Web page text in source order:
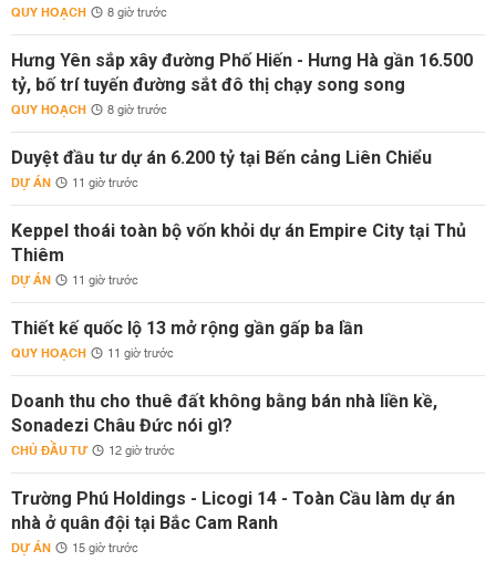
QUY HOẠCH 8 giờ trước
Hưng Yên sắp xây đường Phố Hiến - Hưng Hà gần 16.500
tỷ, bố trí tuyến đường sắt đô thị chạy song song
QUY HOẠCH 8 giờ trước
Duyệt đầu tư dự án 6.200 tỷ tại Bến cảng Liên Chiểu
DỰ ÁN 11 giờ trước
Keppel thoái toàn bộ vốn khỏi dự án Empire City tại Thủ
Thiêm
DỰ ÁN 11 giờ trước
Thiết kế quốc lộ 13 mở rộng gần gấp ba lần
QUY HOẠCH 11 giờ trước
Doanh thu cho thuê đất không bằng bán nhà liền kề,
Sonadezi Châu Đức nói gì?
CHỦ ĐẦU TƯ 12 giờ trước
Trường Phú Holdings - Licogi 14 - Toàn Cầu làm dự án
nhà ở quân đội tại Bắc Cam Ranh
DỰ ÁN 15 giờ trước